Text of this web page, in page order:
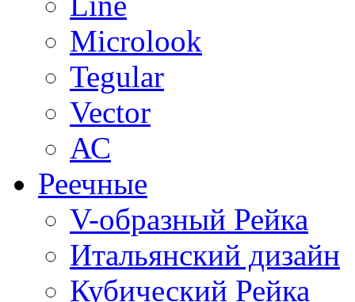
Microlook
Tegular
Vector
АС
Реечные
V-образный Рейка
Итальянский дизайн
Кубический Рейка